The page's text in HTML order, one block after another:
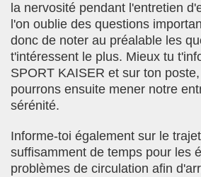
la nervosité pendant l'entretien
l'on oublie des questions
donc de noter au préalable les
t'intéressent le plus. Mieux tu
SPORT KAISER et sur ton
pourrons ensuite mener notre
sérénité.
Informe-toi également sur le
suffisamment de temps pour les
problèmes de circulation afin